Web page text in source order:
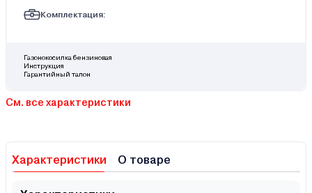
Комплектация:
Газонокосилка бензиновая
Инструкция
Гарантийный талон
См. все характеристики
Характеристики О товаре